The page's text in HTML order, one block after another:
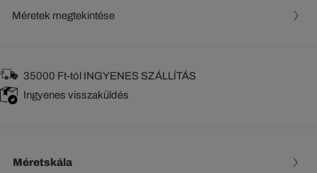
Méretek megtekintése
35000 Ft-tól INGYENES SZÁLLÍTÁS
Ingyenes visszaküldés
Méretskála